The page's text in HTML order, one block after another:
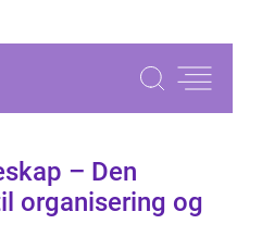
– Den
organisering og